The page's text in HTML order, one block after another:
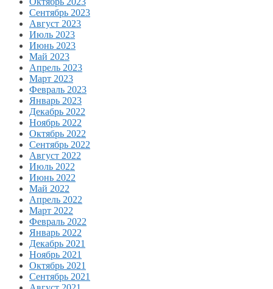
Сентябрь 2023
Август 2023
Июль 2023
Июнь 2023
Май 2023
Апрель 2023
Март 2023
Февраль 2023
Январь 2023
Декабрь 2022
Ноябрь 2022
Октябрь 2022
Сентябрь 2022
Август 2022
Июль 2022
Июнь 2022
Май 2022
Апрель 2022
Март 2022
Февраль 2022
Январь 2022
Декабрь 2021
Ноябрь 2021
Октябрь 2021
Сентябрь 2021